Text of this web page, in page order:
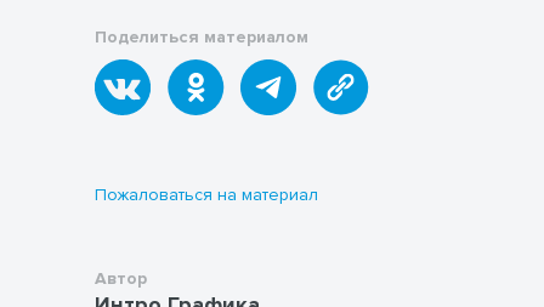
Поделиться материалом
Пожаловаться на материал
Автор